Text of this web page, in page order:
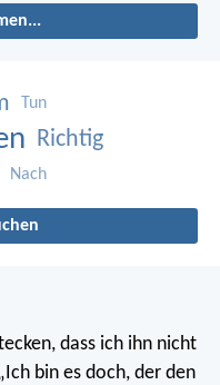
Tun
Richtig
Nach
dass ich ihn nicht
bin es doch, der den